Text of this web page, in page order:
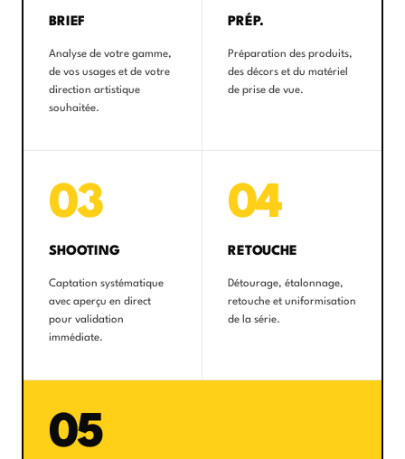
BRIEF
Analyse de votre gamme,
de vos usages et de votre
direction artistique
souhaitée.
PRÉP.
Préparation des produits,
des décors et du matériel
de prise de vue.
03
SHOOTING
Captation systématique
avec aperçu en direct
pour validation
immédiate.
04
RETOUCHE
Détourage, étalonnage,
retouche et uniformisation
de la série.
05